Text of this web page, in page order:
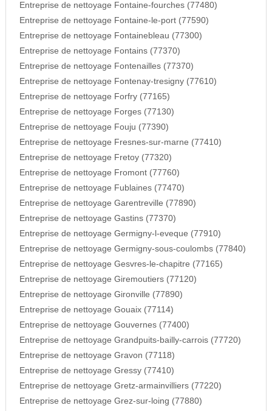
Entreprise de nettoyage Fontaine-fourches (77480)
Entreprise de nettoyage Fontaine-le-port (77590)
Entreprise de nettoyage Fontainebleau (77300)
Entreprise de nettoyage Fontains (77370)
Entreprise de nettoyage Fontenailles (77370)
Entreprise de nettoyage Fontenay-tresigny (77610)
Entreprise de nettoyage Forfry (77165)
Entreprise de nettoyage Forges (77130)
Entreprise de nettoyage Fouju (77390)
Entreprise de nettoyage Fresnes-sur-marne (77410)
Entreprise de nettoyage Fretoy (77320)
Entreprise de nettoyage Fromont (77760)
Entreprise de nettoyage Fublaines (77470)
Entreprise de nettoyage Garentreville (77890)
Entreprise de nettoyage Gastins (77370)
Entreprise de nettoyage Germigny-l-eveque (77910)
Entreprise de nettoyage Germigny-sous-coulombs (77840)
Entreprise de nettoyage Gesvres-le-chapitre (77165)
Entreprise de nettoyage Giremoutiers (77120)
Entreprise de nettoyage Gironville (77890)
Entreprise de nettoyage Gouaix (77114)
Entreprise de nettoyage Gouvernes (77400)
Entreprise de nettoyage Grandpuits-bailly-carrois (77720)
Entreprise de nettoyage Gravon (77118)
Entreprise de nettoyage Gressy (77410)
Entreprise de nettoyage Gretz-armainvilliers (77220)
Entreprise de nettoyage Grez-sur-loing (77880)